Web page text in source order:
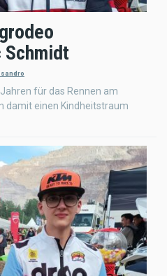
Schmidt
für das Rennen am
damit einen Kindheitstraum